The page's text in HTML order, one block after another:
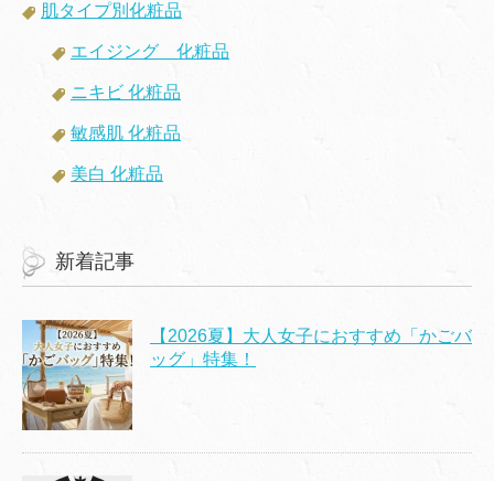
肌タイプ別化粧品
エイジング 化粧品
ニキビ 化粧品
敏感肌 化粧品
美白 化粧品
新着記事
【2026夏】大人女子におすすめ「かごバ
ッグ」特集！